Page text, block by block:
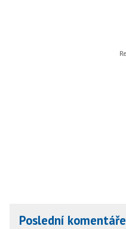
Poslední komentáře